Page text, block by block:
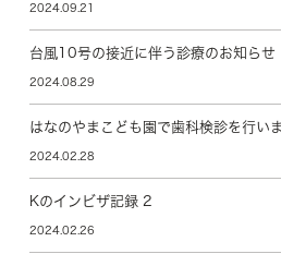
2024.09.21
台風10号の接近に伴う診療のお知らせ
2024.08.29
はなのやまこども園で歯科検診を行い
2024.02.28
Kのインビザ記録 2
2024.02.26